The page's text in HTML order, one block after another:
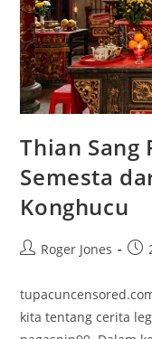
Thian Sang
Semesta
Konghucu
PostRoger Jones
Post
kita tentang cerita